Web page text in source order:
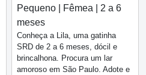
Pequeno | Fêmea | 2 a 6
meses
Conheça a Lila, uma gatinha
SRD de 2 a 6 meses, dócil e
brincalhona. Procura um lar
amoroso em São Paulo. Adote e